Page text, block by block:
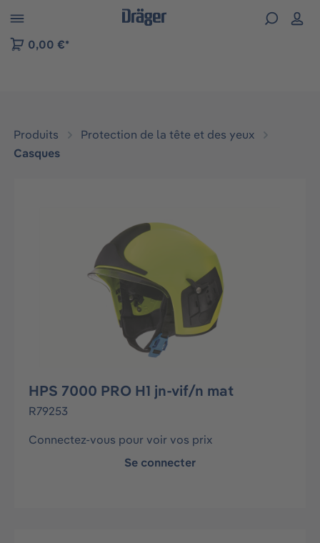
to B2B platform navigation
0,00 €*
Produits
Protection de la tête et des yeux
Casques
HPS 7000 PRO H1 jn-vif/n mat
R79253
Connectez-vous pour voir vos prix
Se connecter